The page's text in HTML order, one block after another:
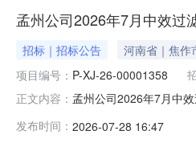
孟州公司2026年7月中效过
招标｜招标公告 河南省｜焦作
项目编号： P-XJ-26-00001358
正文内容： 孟州公司2026年7月中
时间不少于三年。制造
发布时间： 2026-07-28 16:47